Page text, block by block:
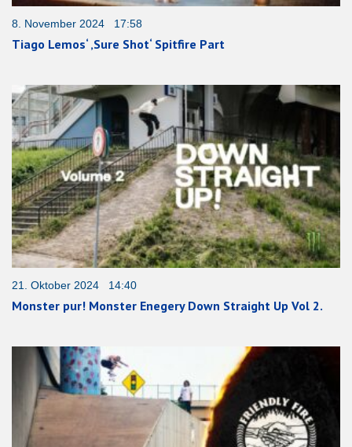
8. November 2024 17:58
Tiago Lemos‘ ‚Sure Shot‘ Spitfire Part
21. Oktober 2024 14:40
Monster pur! Monster Enegery Down Straight Up Vol 2.